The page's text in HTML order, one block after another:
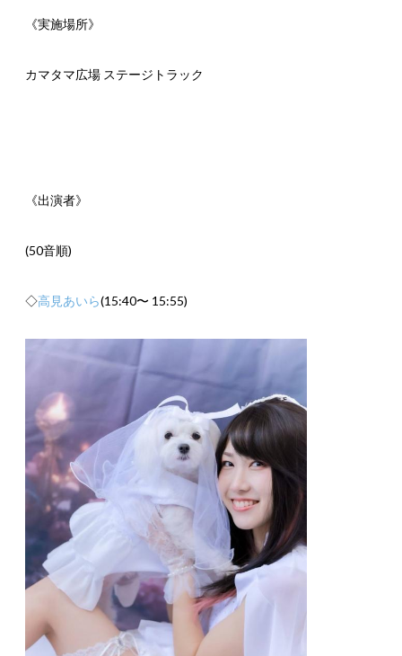
《実施場所》
カマタマ広場 ステージトラック
《出演者》
(50音順)
◇高見あいら(15:40〜 15:55)